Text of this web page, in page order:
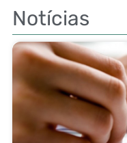
Notícias